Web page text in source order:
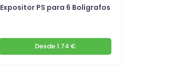
Expositor PS para 6 Bolígrafos
Desde1.74 €